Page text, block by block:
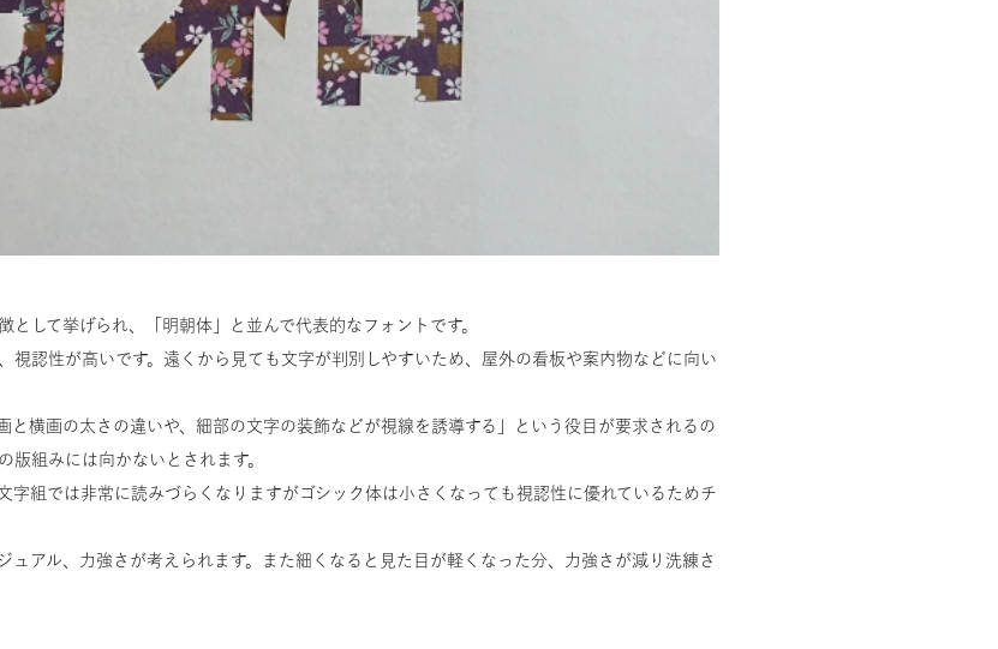
として挙げられ、「明朝体」と並んで代表的なフォントです。
視認性が高いです。遠くから見ても文字が判別しやすいため、屋外の看板や案内物などに向い
と横画の太さの違いや、細部の文字の装飾などが視線を誘導する」という役目が要求されるの
版組みには向かないとされます。
字組では非常に読みづらくなりますがゴシック体は小さくなっても視認性に優れているためチ
ュアル、力強さが考えられます。また細くなると見た目が軽くなった分、力強さが減り洗練さ